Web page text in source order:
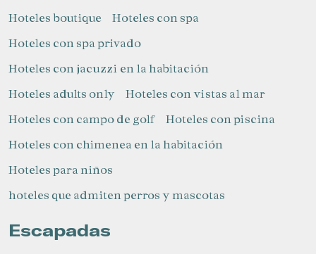
Hoteles boutique
Hoteles con spa
Hoteles con spa privado
Hoteles con jacuzzi en la habitación
Hoteles adults only
Hoteles con vistas al mar
Hoteles con campo de golf
Hoteles con piscina
Hoteles con chimenea en la habitación
Hoteles para niños​
hoteles que admiten perros y mascotas
Escapadas